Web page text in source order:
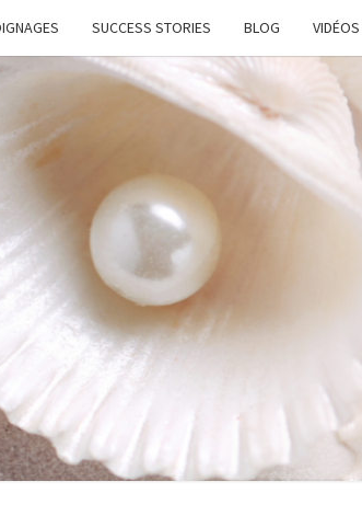
SUCCESS STORIES BLOG VIDÉOS